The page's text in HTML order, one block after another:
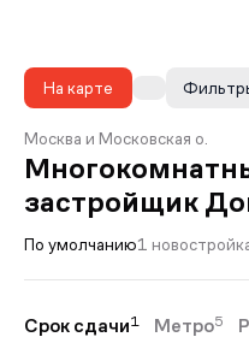
На карте
Москва и Московская о.
застройщик
По умолчанию1
Срок сдачи1 Метро5